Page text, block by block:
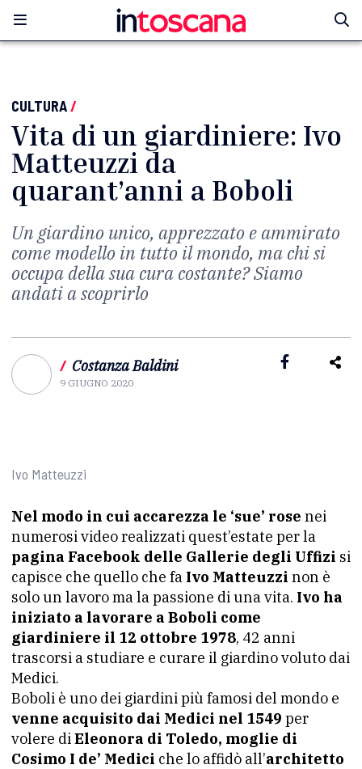
CULTURA/
Vita di un giardiniere: Ivo
Matteuzzi da
quarant’anni a Boboli
Un giardino unico, apprezzato e ammirato
come modello in tutto il mondo, ma chi si
occupa della sua cura costante? Siamo
andati a scoprirlo
/ Costanza Baldini
9 GIUGNO 2020
Ivo Matteuzzi
Nel modo in cui accarezza le ‘sue’ rose nei
numerosi video realizzati quest’estate per la
pagina Facebook delle Gallerie degli Uffizi si
capisce che quello che fa Ivo Matteuzzi non è
solo un lavoro ma la passione di una vita. Ivo ha
iniziato a lavorare a Boboli come
giardiniere il 12 ottobre 1978, 42 anni
trascorsi a studiare e curare il giardino voluto dai
Medici.
Boboli è uno dei giardini più famosi del mondo e
venne acquisito dai Medici nel 1549 per
volere diEleonora di Toledo, moglie di
Cosimo I de’ Medici che lo affidò all’architetto